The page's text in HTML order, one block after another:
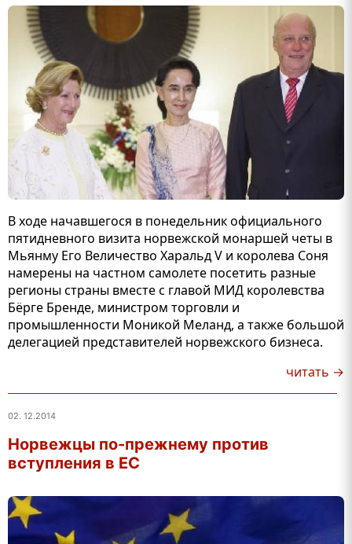
В ходе начавшегося в понедельник официального
пятидневного визита норвежской монаршей четы в
Мьянму Его Величество Харальд V и королева Соня
намерены на частном самолете посетить разные
регионы страны вместе с главой МИД королевства
Бёрге Бренде, министром торговли и
промышленности Моникой Меланд, а также большой
делегацией представителей норвежского бизнеса.
читать →
02. 12.2014
Норвежцы по-прежнему против
вступления в ЕС